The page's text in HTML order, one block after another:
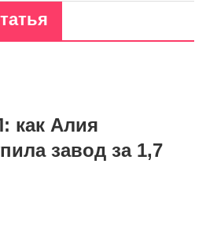
как Алия
завод за 1,7